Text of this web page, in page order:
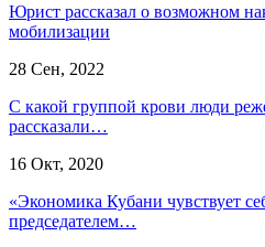
Юрист рассказал о возможном
мобилизации
28 Сен, 2022
С какой группой крови люди
рассказали…
16 Окт, 2020
«Экономика Кубани чувствует
председателем…